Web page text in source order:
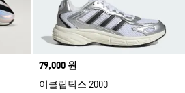
Price
79,000 원
이클립틱스 2000